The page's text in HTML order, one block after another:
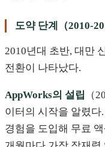
도약 단계（2010-
2010년대 초반, 대만
전환이 나타났다.
AppWorks의 설립
（
이터의 시작을 알렸다
경험을 도입해 무료